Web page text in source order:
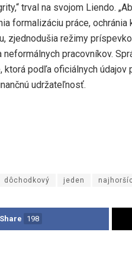
trval na svojom Liendo.
formalizáciu práce,
zjednodušia režimy
neformálnych pracovníkov.
podľa oficiálnych údajov
udržateľnosť.
dôchodkový jeden
Share 198